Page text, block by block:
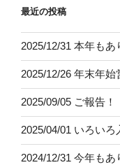
最近の投稿
2025/12/31 本年もあ
2025/12/26 年末年始
2025/09/05 ご報告！
2025/04/01 いろいろ
2024/12/31 今年も